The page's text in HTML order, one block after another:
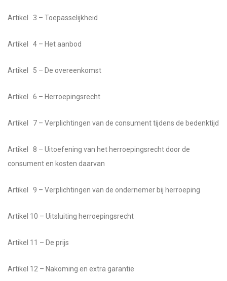
Artikel 3 – Toepasselijkheid
Artikel 4 – Het aanbod
Artikel 5 – De overeenkomst
Artikel 6 – Herroepingsrecht
Artikel 7 – Verplichtingen van de consument tijdens de bedenktijd
Artikel 8 – Uitoefening van het herroepingsrecht door de
consument en kosten daarvan
Artikel 9 – Verplichtingen van de ondernemer bij herroeping
Artikel 10 – Uitsluiting herroepingsrecht
Artikel 11 – De prijs
Artikel 12 – Nakoming en extra garantie